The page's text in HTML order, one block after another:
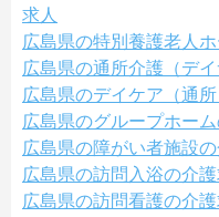
求人
広島県の特別養護老人
広島県の通所介護（デ
広島県のデイケア（通
広島県のグループホー
広島県の障がい者施設の
広島県の訪問入浴の介護
広島県の訪問看護の介護